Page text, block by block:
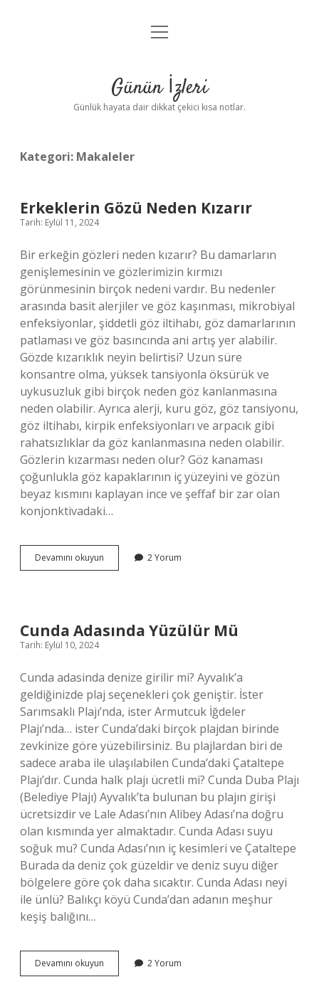
Anasayfa
Yasal Uyarı
menüyü
Günün İzleri
Günlük hayata dair dikkat çekici kısa notlar.
Kategori: Makaleler
Erkeklerin Gözü Neden Kızarır
Tarih: Eylül 11, 2024
Bir erkeğin gözleri neden kızarır? Bu damarların
genişlemesinin ve gözlerimizin kırmızı
görünmesinin birçok nedeni vardır. Bu nedenler
arasında basit alerjiler ve göz kaşınması, mikrobiyal
enfeksiyonlar, şiddetli göz iltihabı, göz damarlarının
patlaması ve göz basıncında ani artış yer alabilir.
Gözde kızarıklık neyin belirtisi? Uzun süre
konsantre olma, yüksek tansiyonla öksürük ve
uykusuzluk gibi birçok neden göz kanlanmasına
neden olabilir. Ayrıca alerji, kuru göz, göz tansiyonu,
göz iltihabı, kirpik enfeksiyonları ve arpacık gibi
rahatsızlıklar da göz kanlanmasına neden olabilir.
Gözlerin kızarması neden olur? Göz kanaması
çoğunlukla göz kapaklarının iç yüzeyini ve gözün
beyaz kısmını kaplayan ince ve şeffaf bir zar olan
konjonktivadaki…
Devamını okuyun Erkeklerin
Gözü
2 Yorum
Cunda Adasında Yüzülür Mü
Tarih: Eylül 10, 2024
Cunda adasinda denize girilir mi? Ayvalık’a
geldiğinizde plaj seçenekleri çok geniştir. İster
Sarımsaklı Plajı’nda, ister Armutcuk İğdeler
Plajı’nda… ister Cunda’daki birçok plajdan birinde
zevkinize göre yüzebilirsiniz. Bu plajlardan biri de
sadece araba ile ulaşılabilen Cunda’daki Çataltepe
Plajı’dır. Cunda halk plajı ücretli mi? Cunda Duba Plajı
(Belediye Plajı) Ayvalık’ta bulunan bu plajın girişi
ücretsizdir ve Lale Adası’nın Alibey Adası’na doğru
olan kısmında yer almaktadır. Cunda Adası suyu
soğuk mu? Cunda Adası’nın iç kesimleri ve Çataltepe
Burada da deniz çok güzeldir ve deniz suyu diğer
bölgelere göre çok daha sıcaktır. Cunda Adası neyi
ile ünlü? Balıkçı köyü Cunda’dan adanın meşhur
keşiş balığını…
Devamını okuyun
Adasında
2 Yorum